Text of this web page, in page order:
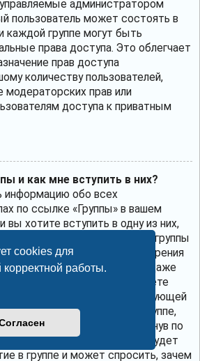
cookies для
работы.
администратором
пользователь может состоять в
каждой группе могут быть
права доступа. Это облегчает
прав доступа
количеству пользователей,
модераторских прав или
доступа к приватным
и как мне вступить в них?
информацию обо всех
по ссылке «Группы» в вашем
вы хотите вступить в одну из них,
кнопку. Однако не все группы
могут требовать одобрения
могут быть закрытыми или даже
общедоступна, то вы можете
в ней, щёлкнув по соответствующей
одобрение на участие в группе,
запрос на вступление, щёлкнув по
Лидер группы должен будет
в группе и может спросить, зачем